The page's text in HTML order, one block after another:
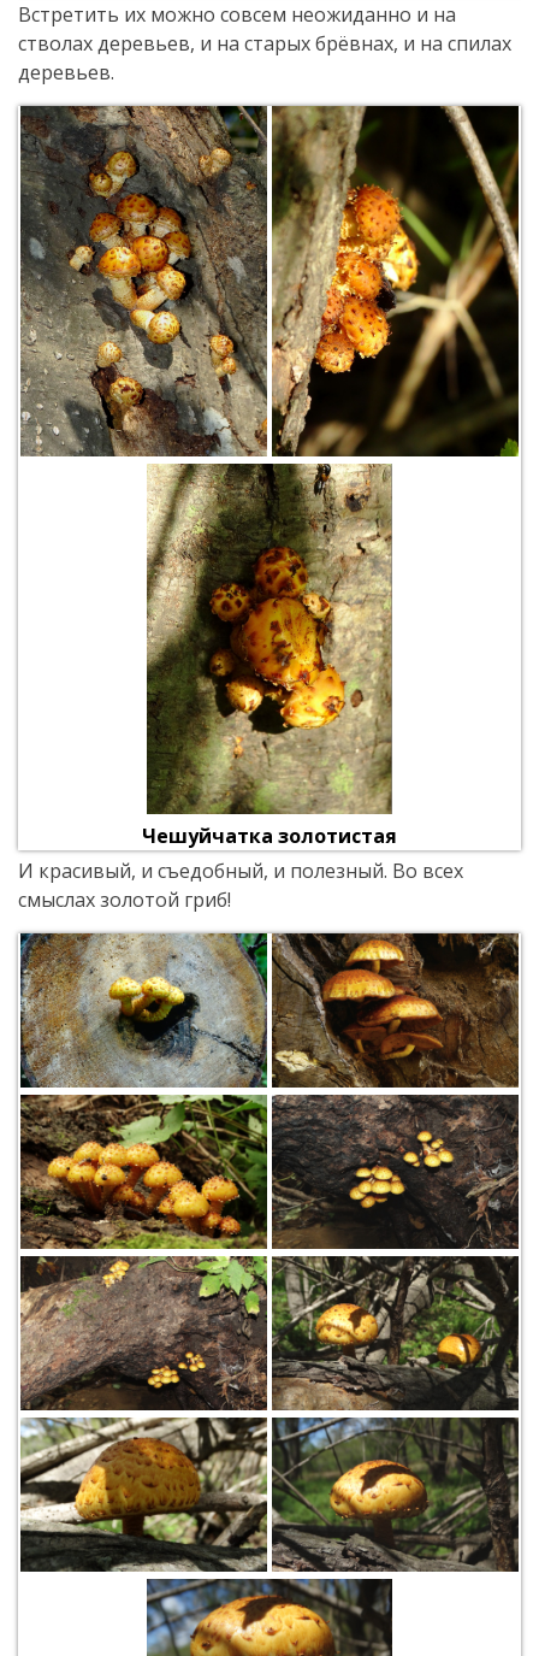
Встретить их можно совсем неожиданно и на
стволах деревьев, и на старых брёвнах, и на спилах
деревьев.
Чешуйчатка золотистая
И красивый, и съедобный, и полезный. Во всех
смыслах золотой гриб!